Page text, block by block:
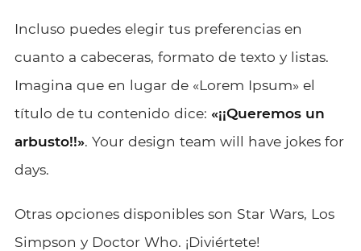
Incluso puedes elegir tus preferencias en
cuanto a cabeceras, formato de texto y listas.
Imagina que en lugar de «Lorem Ipsum» el
título de tu contenido dice: «¡¡Queremos un
arbusto!!». Your design team will have jokes for
days.
Otras opciones disponibles son Star Wars, Los
Simpson y Doctor Who. ¡Diviértete!